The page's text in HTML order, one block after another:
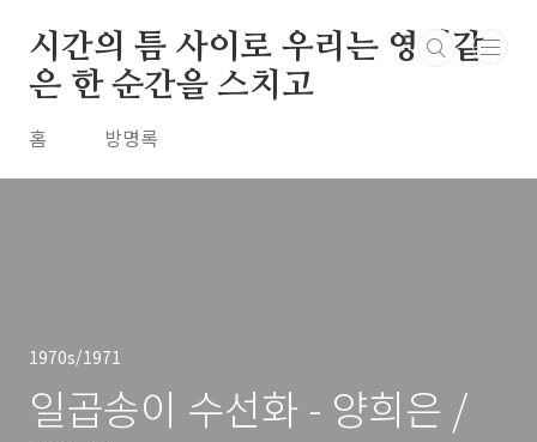
시간의 틈 사이로 우리는 영원같
은 한 순간을 스치고
홈 방명록
1970s/1971
일곱송이 수선화 - 양희은 /